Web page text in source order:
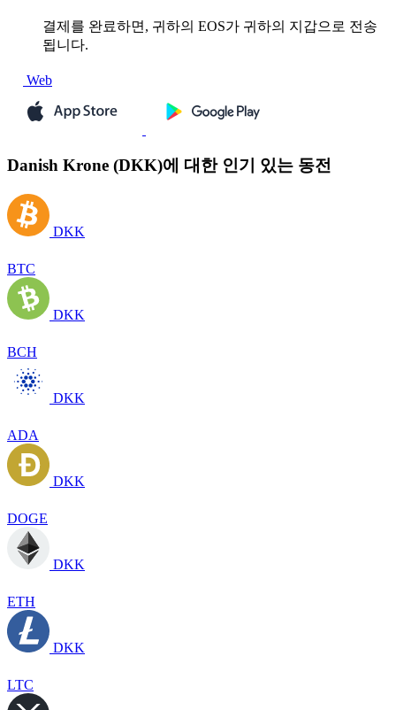
결제를 완료하면, 귀하의 EOS가 귀하의 지갑으로 전송
됩니다.
Web
Danish Krone (DKK)에 대한 인기 있는 동전
DKK
BTC
DKK
BCH
DKK
ADA
DKK
DOGE
DKK
ETH
DKK
LTC